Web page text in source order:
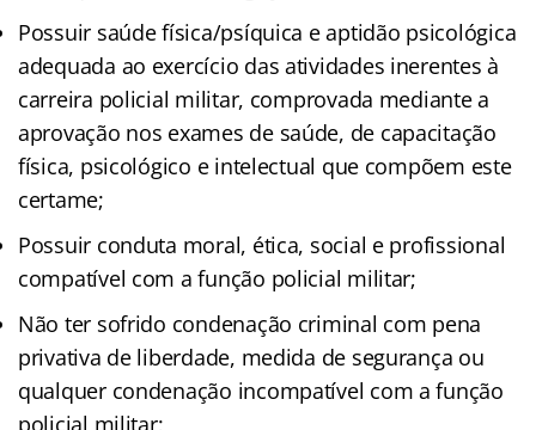
Possuir saúde física/psíquica e aptidão psicológica
adequada ao exercício das atividades inerentes à
carreira policial militar, comprovada mediante a
aprovação nos exames de saúde, de capacitação
física, psicológico e intelectual que compõem este
certame;
Possuir conduta moral, ética, social e profissional
compatível com a função policial militar;
Não ter sofrido condenação criminal com pena
privativa de liberdade, medida de segurança ou
qualquer condenação incompatível com a função
policial militar;